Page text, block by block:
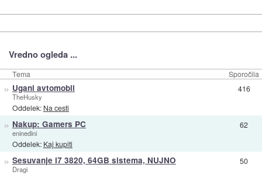
Vredno ogleda ...
Tema Sporočila
» Ugani avtomobil
TheHusky
Oddelek: Na cesti
416
» Nakup: Gamers PC
eninedini
Oddelek: Kaj kupiti
62
» Sesuvanje i7 3820, 64GB sistema, NUJNO
Dragi
50